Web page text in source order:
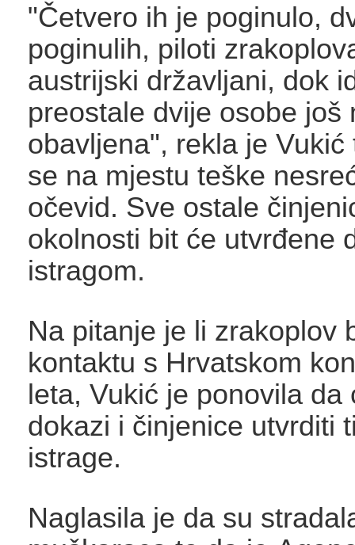
"Četvero ih je poginulo,
poginulih, piloti
austrijski državljani, dok
preostale dvije osobe još
obavljena", rekla je Vukić
se na mjestu teške
očevid. Sve ostale
okolnosti bit će utvrđene
istragom.
Na pitanje je li zrakoplov
kontaktu s Hrvatskom
leta, Vukić je ponovila da
dokazi i činjenice utvrditi
istrage.
Naglasila je da su